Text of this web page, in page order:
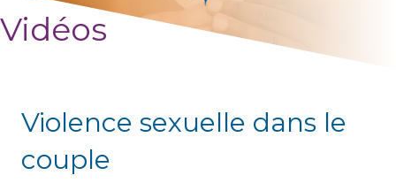
Vidéos
Violence sexuelle dans le
couple